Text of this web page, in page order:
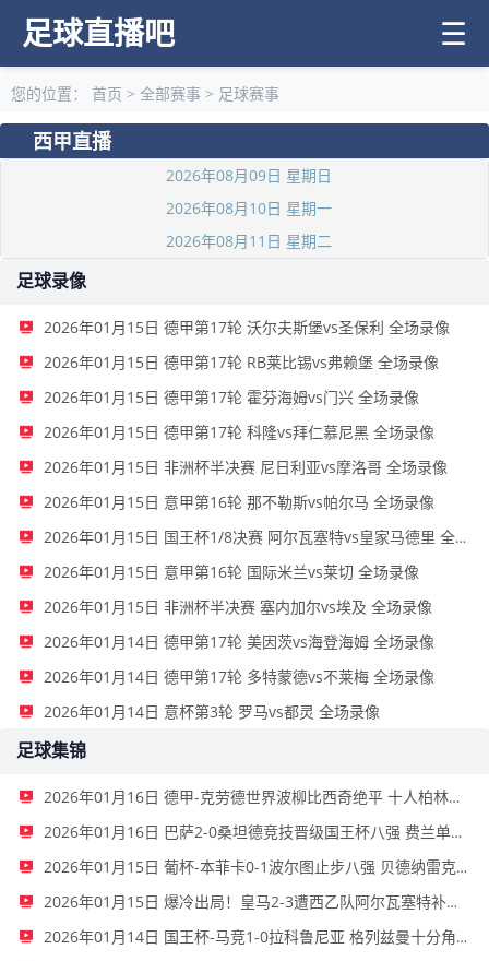
足球直播吧 ☰
您的位置： 首页 > 全部赛事 > 足球赛事
西甲直播
2026年08月09日 星期日
2026年08月10日 星期一
2026年08月11日 星期二
足球录像
2026年01月15日 德甲第17轮 沃尔夫斯堡vs圣保利 全场录像
2026年01月15日 德甲第17轮 RB莱比锡vs弗赖堡 全场录像
2026年01月15日 德甲第17轮 霍芬海姆vs门兴 全场录像
2026年01月15日 德甲第17轮 科隆vs拜仁慕尼黑 全场录像
2026年01月15日 非洲杯半决赛 尼日利亚vs摩洛哥 全场录像
2026年01月15日 意甲第16轮 那不勒斯vs帕尔马 全场录像
2026年01月15日 国王杯1/8决赛 阿尔瓦塞特vs皇家马德里 全场录像
2026年01月15日 意甲第16轮 国际米兰vs莱切 全场录像
2026年01月15日 非洲杯半决赛 塞内加尔vs埃及 全场录像
2026年01月14日 德甲第17轮 美因茨vs海登海姆 全场录像
2026年01月14日 德甲第17轮 多特蒙德vs不莱梅 全场录像
2026年01月14日 意杯第3轮 罗马vs都灵 全场录像
足球集锦
2026年01月16日 德甲-克劳德世界波柳比西奇绝平 十人柏林联合1-1奥格斯堡
2026年01月16日 巴萨2-0桑坦德竞技晋级国王杯八强 费兰单刀球破门亚马尔建功
2026年01月15日 葡杯-本菲卡0-1波尔图止步八强 贝德纳雷克制胜帕夫利季斯失良机
2026年01月15日 爆冷出局！皇马2-3遭西乙队阿尔瓦塞特补时绝杀 无缘国王杯8强
2026年01月14日 国王杯-马竞1-0拉科鲁尼亚 格列兹曼十分角任意球破门+远射中横梁